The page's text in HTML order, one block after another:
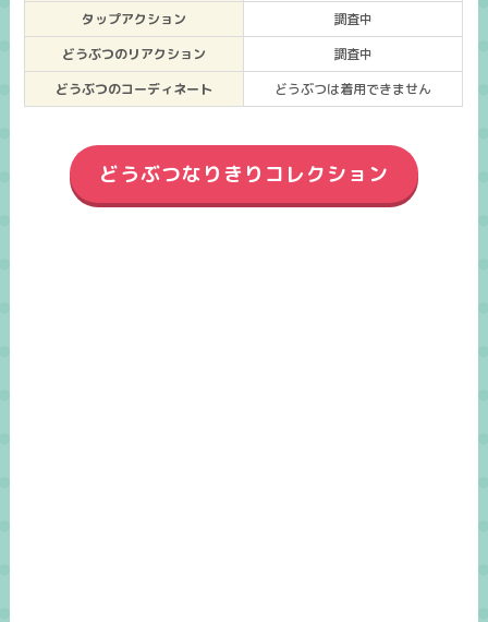
タップアクション
調査中
どうぶつのリアクション
調査中
どうぶつのコーディネート
どうぶつは着用できません
どうぶつなりきりコレクション